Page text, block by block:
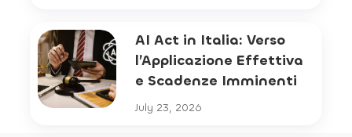
AI Act in Italia: Verso
l’Applicazione Effettiva
e Scadenze Imminenti
July 23, 2026